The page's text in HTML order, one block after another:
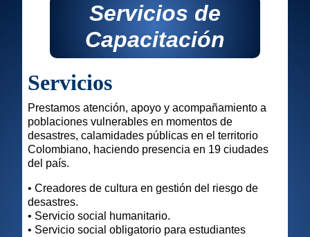
Servicios de
Capacitación
Servicios
Prestamos atención, apoyo y acompañamiento a
poblaciones vulnerables en momentos de
desastres, calamidades públicas en el territorio
Colombiano, haciendo presencia en 19 ciudades
del país.
• Creadores de cultura en gestión del riesgo de
desastres.
• Servicio social humanitario.
• Servicio social obligatorio para estudiantes